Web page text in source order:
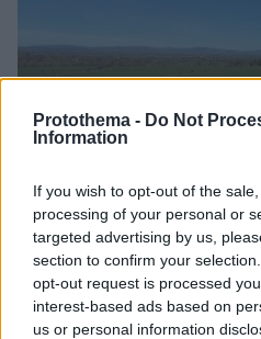
Protothema - Do Not
Information
If you wish to opt-out of the
processing of your personal or
targeted advertising by us,
section to confirm your
opt-out request is processed
interest-based ads based on
us or personal information
Ειδήσεις σήμερα:
Το χαρτί που έπαιξε ο
θα πεθάνει» και η πίεση
Βρετανία